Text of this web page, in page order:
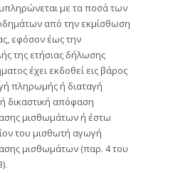
με τα ποσά των
από την εκμίσθωση
εφόσον έως την
της ετήσιας δήλωσης
έχει εκδοθεί εις βάρος
πληρωμής ή διαταγή
δικαστική απόφαση
μισθωμάτων ή έστω
του μισθωτή αγωγή
μισθωμάτων (παρ. 4 του